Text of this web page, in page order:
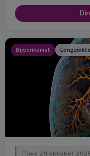
Bijeenkomst
wo 29 oktober